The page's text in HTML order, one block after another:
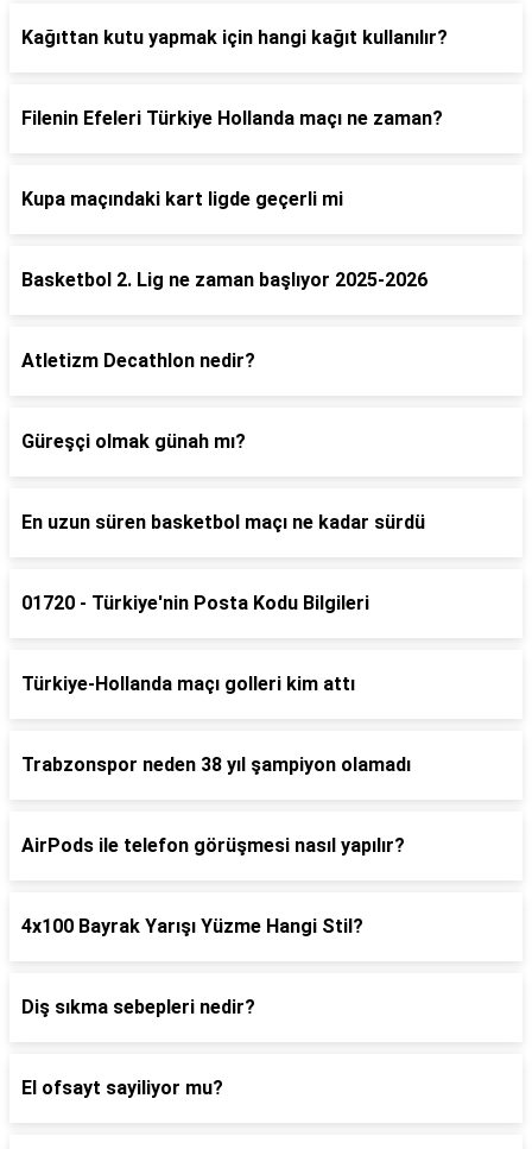
Kağıttan kutu yapmak için hangi kağıt kullanılır?
Filenin Efeleri Türkiye Hollanda maçı ne zaman?
Kupa maçındaki kart ligde geçerli mi
Basketbol 2. Lig ne zaman başlıyor 2025-2026
Atletizm Decathlon nedir?
Güreşçi olmak günah mı?
En uzun süren basketbol maçı ne kadar sürdü
01720 - Türkiye'nin Posta Kodu Bilgileri
Türkiye-Hollanda maçı golleri kim attı
Trabzonspor neden 38 yıl şampiyon olamadı
AirPods ile telefon görüşmesi nasıl yapılır?
4x100 Bayrak Yarışı Yüzme Hangi Stil?
Diş sıkma sebepleri nedir?
El ofsayt sayiliyor mu?